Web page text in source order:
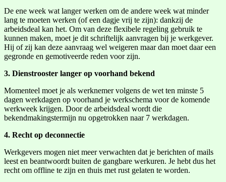
De ene week wat langer werken om de andere week wat minder
lang te moeten werken (of een dagje vrij te zijn): dankzij de
arbeidsdeal kan het. Om van deze flexibele regeling gebruik te
kunnen maken, moet je dit schriftelijk aanvragen bij je werkgever.
Hij of zij kan deze aanvraag wel weigeren maar dan moet daar een
gegronde en gemotiveerde reden voor zijn.
3. Dienstrooster langer op voorhand bekend
Momenteel moet je als werknemer volgens de wet ten minste 5
dagen werkdagen op voorhand je werkschema voor de komende
werkweek krijgen. Door de arbeidsdeal wordt die
bekendmakingstermijn nu opgetrokken naar 7 werkdagen.
4. Recht op deconnectie
Werkgevers mogen niet meer verwachten dat je berichten of mails
leest en beantwoordt buiten de gangbare werkuren. Je hebt dus het
recht om offline te zijn en thuis met rust gelaten te worden.